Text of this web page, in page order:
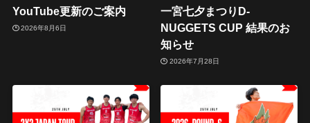
YouTube更新のご案内
2026年8月6日
一宮七夕まつりD-
NUGGETS CUP 結果のお
知らせ
2026年7月28日